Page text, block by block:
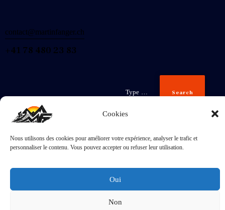
Cookies
Nous utilisons des cookies pour améliorer votre expérience, analyser le trafic et
personnaliser le contenu. Vous pouvez accepter ou refuser leur utilisation.
Oui
Non
contact@martinfanger.ch
+41 78 480 23 83
Search
Inscris-
toi
J'accepte laPolitique de confidentialité.